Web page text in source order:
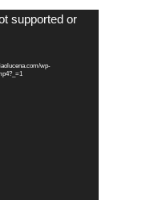
supported or
wp-